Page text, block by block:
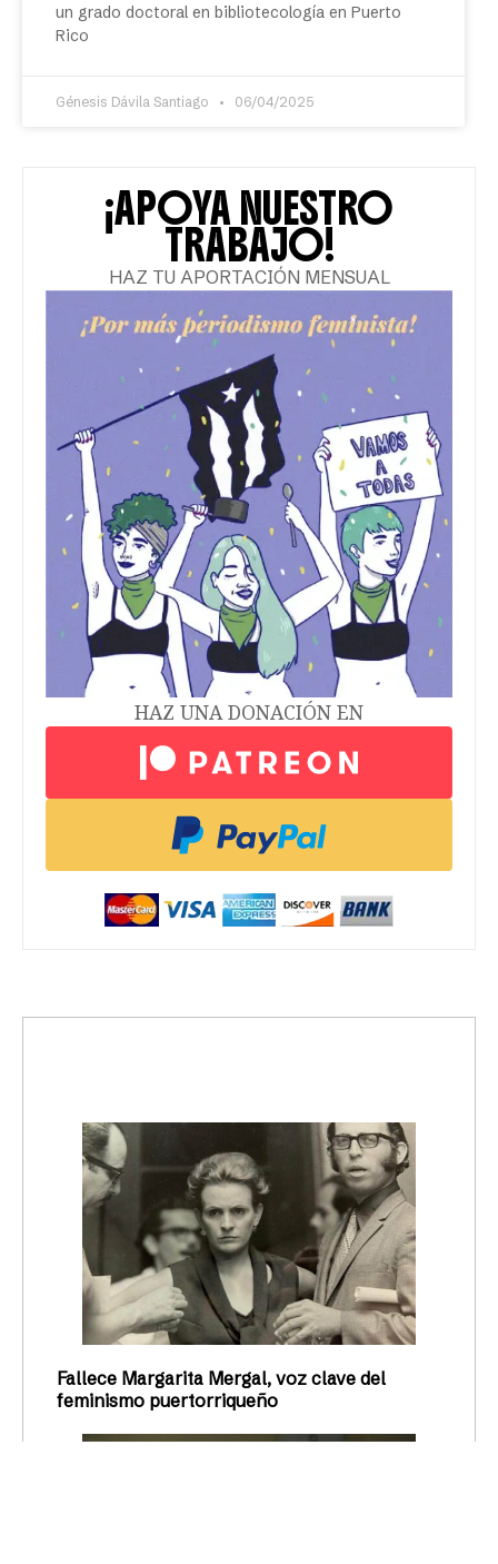
un grado doctoral en bibliotecología en Puerto
Rico
Génesis Dávila Santiago 06/04/2025
ACTUALIDAD
En manos de la gobernadora
detención de proyectos contra
comunidades trans y LGBTTIAQ+
Se trata de una medida de libertad religiosa y otra
medida que limita el cuidado de afirmación de
género en menores de 21 años
Génesis Dávila Santiago 04/04/2025
ACTIVISMO
Comunidad trans enfrenta con
Durante un conversatorio como parte del Día
Internacional de la Visibilidad Trans, cuatro
activistas de experiencia trans dialogaron sobre
los retos del presente y sus vivencias
Génesis Dávila Santiago 01/04/2025
ACTUALIDAD